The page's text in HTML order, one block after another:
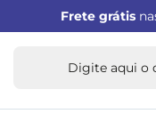
Frete grátis